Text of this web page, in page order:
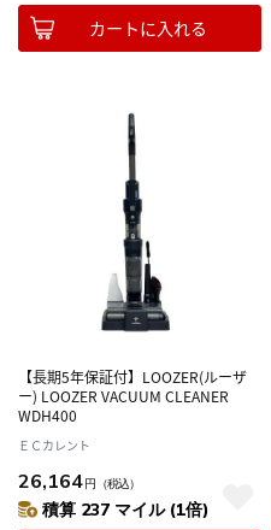
カートに入れる
【長期5年保証付】LOOZER(ルーザ
ー) LOOZER VACUUM CLEANER
WDH400
ＥＣカレント
26,164円 （税込）
積算 237 マイル (1倍)